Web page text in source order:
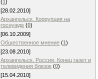
(1)
[28.02.2010]
Архангельск. Коррупция на
госнужде (0)
[06.10.2009]
Общественное мнение (1)
[23.08.2010]
Архангельск. Россия. Конец газет и
телевидения близок (0)
[15.04.2010]